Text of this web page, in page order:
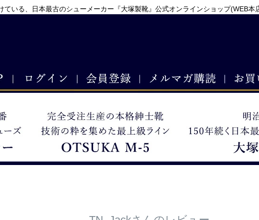
ている、日本最古のシューメーカー『大塚製靴』公式オンラインショップ(WEB本